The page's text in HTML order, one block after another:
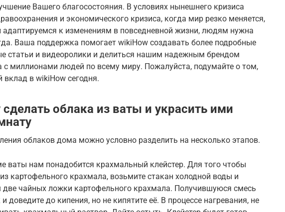
Вашего благосостояния. В условиях нынешнего кризиса
и экономического кризиса, когда мир резко меняется,
адаптируемся к изменениям в повседневной жизни, людям нужна
Ваша поддержка помогает wikiHow создавать более подробные
статьи и видеоролики и делиться нашим надежным брендом
с миллионами людей по всему миру. Пожалуйста, подумайте о том,
вклад в wikiHow сегодня.
облака из ваты и украсить ими
облаков дома можно условно разделить на несколько этапов.
ваты нам понадобится крахмальный клейстер. Для того чтобы
картофельного крахмала, возьмите стакан холодной воды и
две чайных ложки картофельного крахмала. Получившуюся смесь
доведите до кипения, но не кипятите её. В процессе нагревания, не